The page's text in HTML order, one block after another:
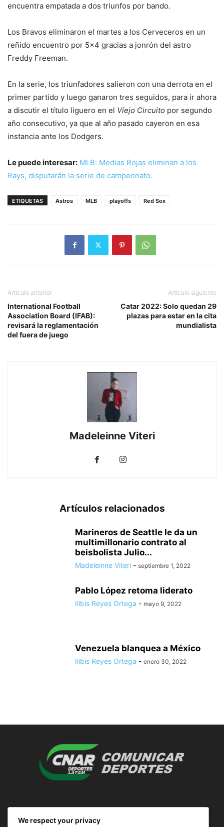
encuentra empatada a dos triunfos por bando.
Los Bravos eliminaron el martes a los Cerveceros en un
reñido encuentro por 5×4 gracias a jonrón del astro
Freddy Freeman.
En la serie, los triunfadores salieron con una derrota en el
primer partido y luego ganaron tres seguidos, para ir ahora
a discutir el título liguero en el Viejo Circuito por segundo
año consecutivo, ya que al año pasado cayeron en esa
instancia ante los Dodgers.
Le puede interesar: MLB: Medias Rojas eliminan a los
Rays, disputarán la serie de campeonato.
ETIQUETAS Astros MLB playoffs Red Sox
Artículo anterior
International Football
Association Board (IFAB):
revisará la reglamentación
del fuera de juego
Artículo siguiente
Catar 2022: Solo quedan 29
plazas para estar en la cita
mundialista
Madeleinne Viteri
Artículos relacionados
Marineros de Seattle le da un
multimillonario contrato al
beisbolista Julio...
Madeleinne Viteri - septiembre 1, 2022
Pablo López retoma liderato
Ilibis Reyes Ortega - mayo 9, 2022
Venezuela blanquea a México
Ilibis Reyes Ortega - enero 30, 2022
We respect your privacy